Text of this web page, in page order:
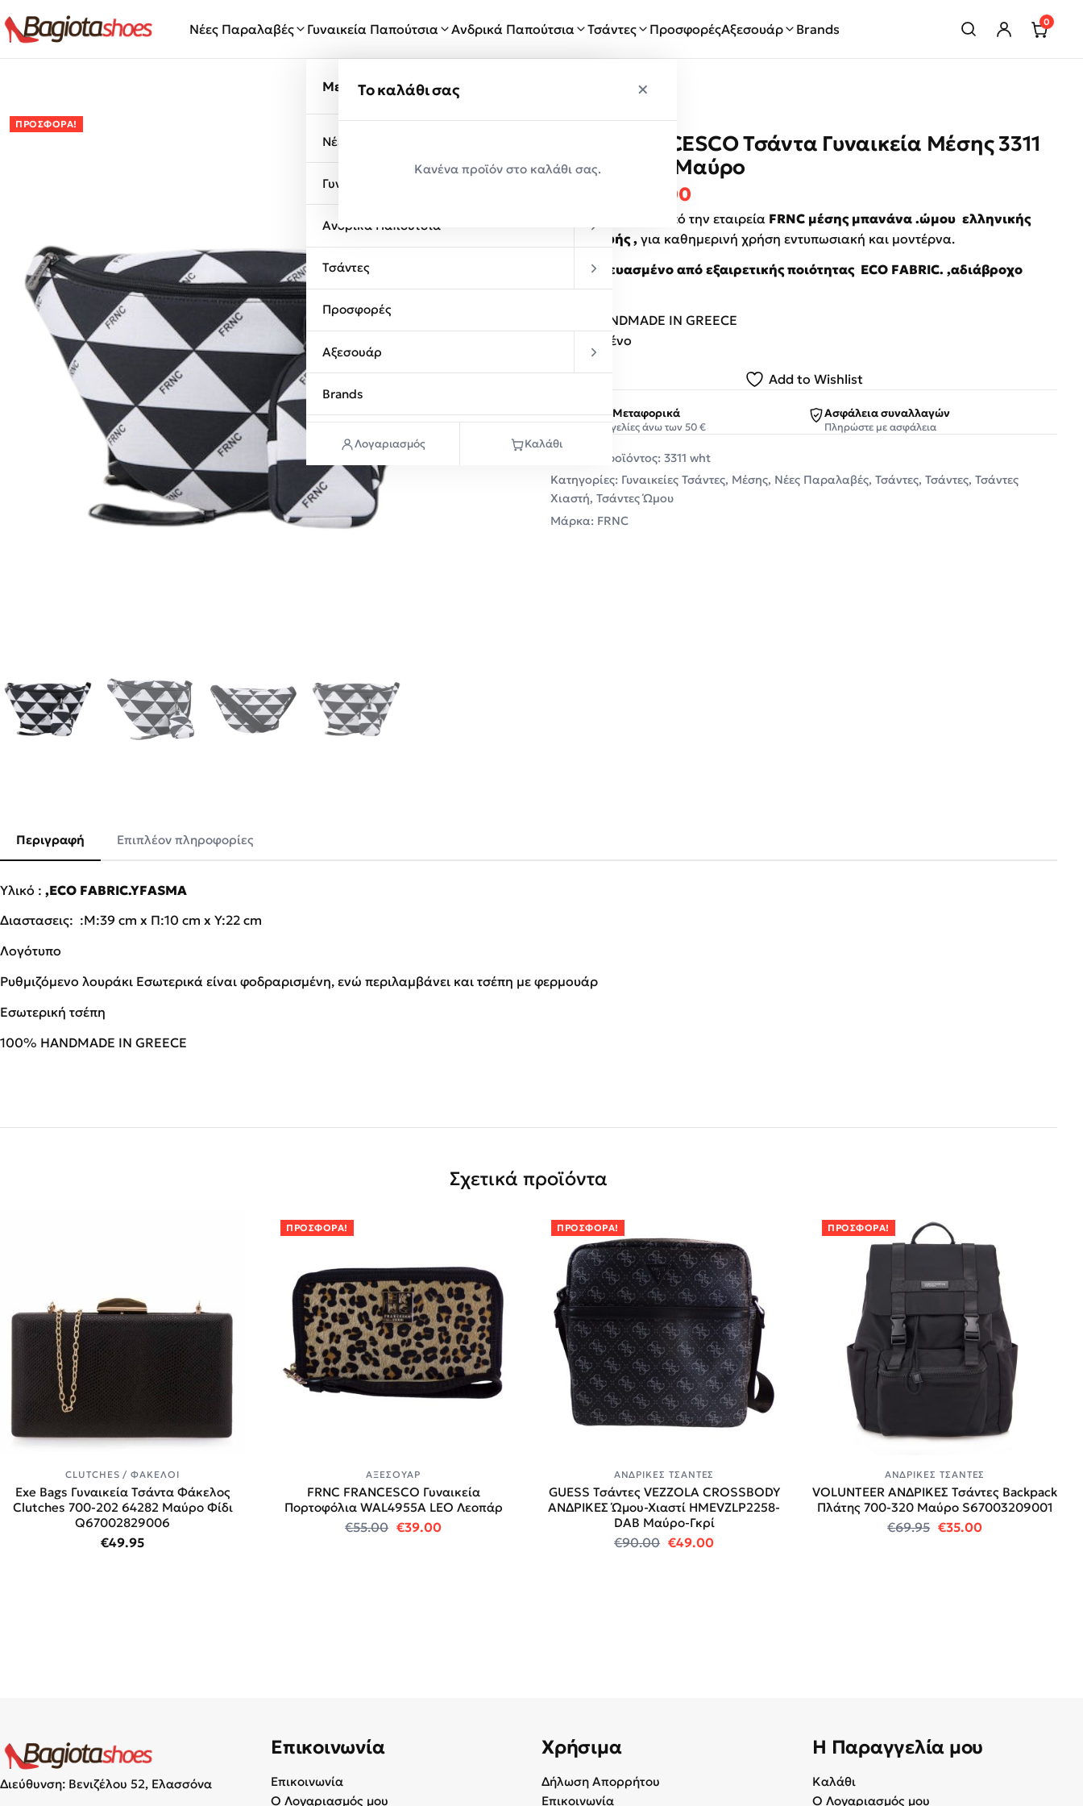
Νέες Παραλαβές
Γυναικεία Παπούτσια Ανδρικά Παπούτσια Τσάντες ΠροσφορέςΑξεσουάρ Brands 0
Μενού
Νέες Παραλαβές
Γυναικεία Παπούτσια
Ανδρικά Παπούτσια
Τσάντες
Προσφορές
Αξεσουάρ
Brands
Λογαριασμός Καλάθι
Το καλάθι σας ×
Κανένα προϊόν στο καλάθι σας.
ΠΡΟΣΦΟΡΆ!
FRNC FRANCESCO Τσάντα Γυναικεία Μέσης 3311
WHT Λευκό-Μαύρο
Original price was: €75.00.
39.00
Γυναικεία τσάντα από την εταιρεία FRNC μέσης μπανάνα .ώμου ελληνικής
κατασκευής ,για καθημερινή χρήση εντυπωσιακή και μοντέρνα.
.Κατασκευασμένο από εξαιρετικής ποιότητας ECO FABRIC. ,αδιάβροχο
υλικό.
100% HANDMADE IN GREECE
Εξαντλημένο
Add to Wishlist
Δωρεάν Μεταφορικά
Σε παραγγελίες άνω των 50 €
Ασφάλεια συναλλαγών
Πληρώστε με ασφάλεια
Κωδικός προϊόντος: 3311 wht
Κατηγορίες: Γυναικείες Τσάντες, Μέσης, Νέες Παραλαβές, Τσάντες, Τσάντες, Τσάντες
Χιαστή, Τσάντες Ώμου
Μάρκα: FRNC
Περιγραφή Επιπλέον πληροφορίες
Υλικό : ,ECO FABRIC.YFASMA
Διαστασεις: :Μ:39 cm x Π:10 cm x Υ:22 cm
Λογότυπο
Ρυθμιζόμενο λουράκι Εσωτερικά είναι φοδραρισμένη, ενώ περιλαμβάνει και τσέπη με φερμουάρ
Εσωτερική τσέπη
100% HANDMADE IN GREECE
Σχετικά προϊόντα
CLUTCHES / ΦΆΚΕΛΟΙ
Exe Bags Γυναικεία Τσάντα Φάκελος
Clutches 700-202 64282 Μαύρο Φίδι
Q67002829006
€49.95
ΠΡΟΣΦΟΡΆ!
ΑΞΕΣΟΥΆΡ
FRNC FRANCESCO Γυναικεία
Πορτοφόλια WAL4955A LEO Λεοπάρ
€55.00 Original price was: €55.00.
€39.00Η τρέχουσα τιμή είναι: €39.00.
ΠΡΟΣΦΟΡΆ!
ΑΝΔΡΙΚΈΣ ΤΣΆΝΤΕΣ
GUESS Τσάντες VEZZOLA CROSSBODY
ΑΝΔΡΙΚΕΣ Ώμου-Χιαστί HMEVZLP2258-
DAB Μαύρο-Γκρί
€90.00 Original price was: €90.00.
€49.00Η τρέχουσα τιμή είναι: €49.00.
ΠΡΟΣΦΟΡΆ!
ΑΝΔΡΙΚΈΣ ΤΣΆΝΤΕΣ
VOLUNTEER ΑΝΔΡΙΚΕΣ Τσάντες Backpack
Πλάτης 700-320 Mαύρο S67003209001
€69.95 Original price was:
€35.00Η τρέχουσα
Διεύθυνση: Βενιζέλου 52, Ελασσόνα
Επικοινωνία
Επικοινωνία
Ο Λογαριασμός μου
Χρήσιμα
Δήλωση Απορρήτου
Επικοινωνία
Η Παραγγελία μου
Καλάθι
Ο Λογαριασμός μου